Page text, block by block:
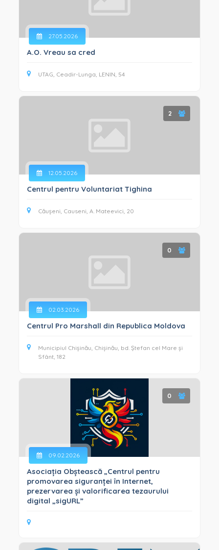
27.05.2026
A.O. Vreau sa cred
UTAG, Ceadir-Lunga, LENIN, 54
2
12.05.2026
Centrul pentru Voluntariat Tighina
Căușeni, Causeni, A. Mateevici, 20
0
02.03.2026
Centrul Pro Marshall din Republica Moldova
Municipiul Chișinău, Chișinău, bd. Ștefan cel Mare și
Sfânt, 182
0
09.02.2026
Asociația Obștească „Centrul pentru
promovarea siguranței în Internet,
prezervarea și valorificarea tezaurului
digital „sigURL”